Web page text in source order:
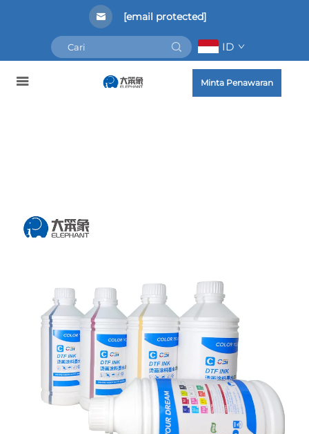
[email protected]
ID
Minta Penawaran